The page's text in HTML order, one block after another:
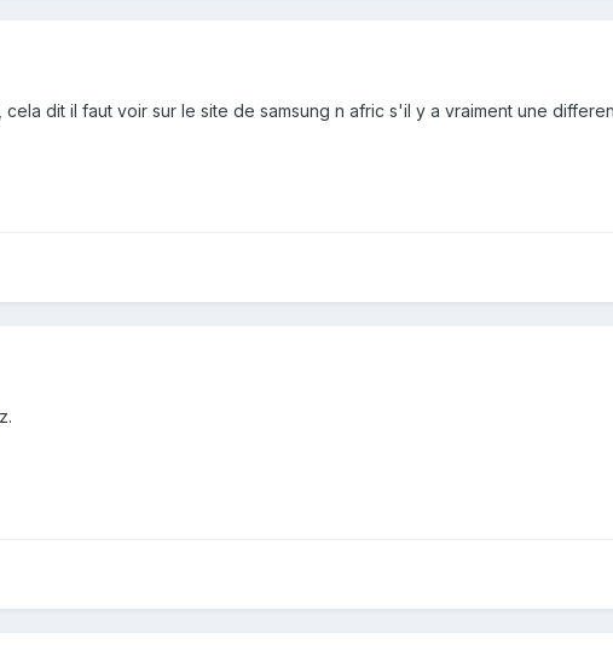
dit il faut voir sur le site de samsung n afric s'il y a vraiment une